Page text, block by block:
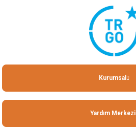
Kurumsal
Yardım Merkezi